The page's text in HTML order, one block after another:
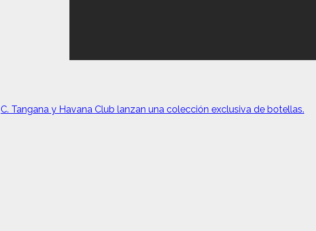
C. Tangana y Havana Club lanzan una colección exclusiva de botellas.